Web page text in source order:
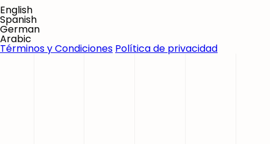
English
Spanish
German
Arabic
Términos y Condiciones Política de privacidad